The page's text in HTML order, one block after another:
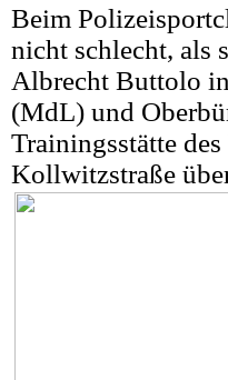
Beim
nicht schlecht, als
Albrecht Buttolo
(MdL) und
Trainingsstätte
Kollwitzstraße